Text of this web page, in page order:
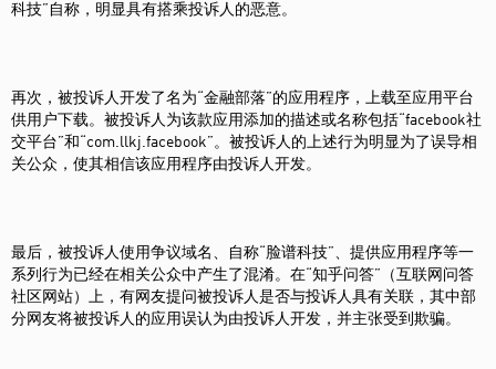
科技”自称，明显具有搭乘投诉人的恶意。
再次，被投诉人开发了名为“金融部落”的应用程序，上载至应用平台
供用户下载。被投诉人为该款应用添加的描述或名称包括“facebook社
交平台”和“com.llkj.facebook”。被投诉人的上述行为明显为了误导相
关公众，使其相信该应用程序由投诉人开发。
最后，被投诉人使用争议域名、自称“脸谱科技”、提供应用程序等一
系列行为已经在相关公众中产生了混淆。在“知乎问答”（互联网问答
社区网站）上，有网友提问被投诉人是否与投诉人具有关联，其中部
分网友将被投诉人的应用误认为由投诉人开发，并主张受到欺骗。